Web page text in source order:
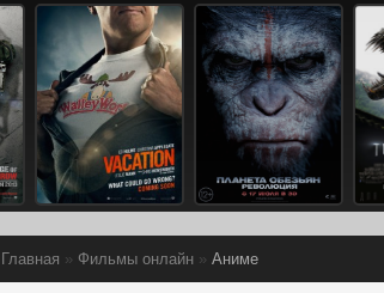
Главная » Фильмы онлайн » Аниме